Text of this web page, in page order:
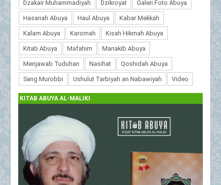
Dzakair Muhammadiyah Dzikroyat Galeri Foto Abuya
Hasanah Abuya Haul Abuya Kabar Mekkah
Kalam Abuya Karomah Kisah Hikmah Abuya
Kitab Abuya Mafahim Manakib Abuya
Menjawab Tuduhan Nasihat Qoshidah Abuya
Sang Murobbi Ushulut Tarbiyah an Nabawiyah Video
KITAB ABUYA AL-MALIKI